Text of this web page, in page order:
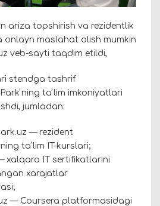
ariza topshirish va rezidentlik
onlayn maslahat olish mumkin
veb-sayti taqdim etildi,
stendga tashrif
taʼlim imkoniyatlari
jumladan:
— rezident
taʼlim IT-kurslari;
xalqaro IT sertifikatlarini
xarajatlar
— Coursera platformasidagi